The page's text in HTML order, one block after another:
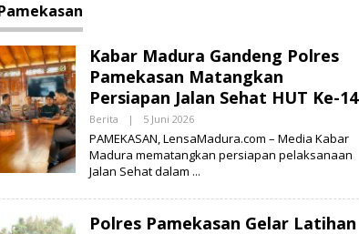
Kabar Madura Gandeng Polres
Pamekasan Matangkan
Persiapan Jalan Sehat HUT Ke-14
Berita | 5 Juni 2026O
E
H
A
PAMEKASAN, LensaMadura.com – Media Kabar
Madura mematangkan persiapan pelaksanaan
Jalan Sehat dalam
Polres Pamekasan Gelar Latihan